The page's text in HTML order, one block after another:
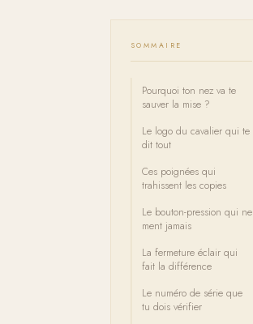
SOMMAIRE
Pourquoi ton nez va te
sauver la mise ?
Le logo du cavalier qui te
dit tout
Ces poignées qui
trahissent les copies
Le bouton-pression qui ne
ment jamais
La fermeture éclair qui
fait la différence
Le numéro de série que
tu dois vérifier